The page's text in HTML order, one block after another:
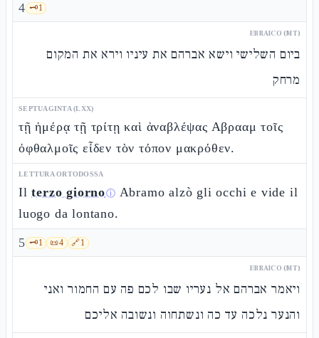
4 🗝️1
EBRAICO (MT)
ביום השלישי וישא אברהם את עיניו וירא את המקום
מרחק
SEPTUAGINTA (LXX)
τῇ ἡμέρᾳ τῇ τρίτῃ καὶ ἀναβλέψας Αβρααμ τοῖς
ὀφθαλμοῖς εἶδεν τὸν τόπον μακρόθεν.
LETTURA ORTODOSSA
Ilterzo giornoⓘ Abramo alzò gli occhi e vide il
luogo da lontano.
5 🗝️1 📜4 🔗1
EBRAICO (MT)
ויאמר אברהם אל נעריו שבו לכם פה עם החמור ואני
והנער נלכה עד כה ונשתחוה ונשובה אליכם